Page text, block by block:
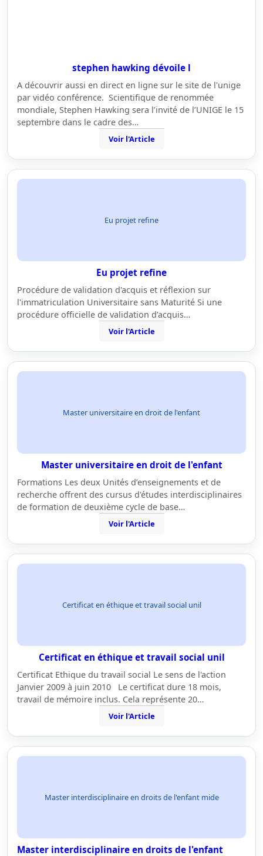
stephen hawking dévoile l
A découvrir aussi en direct en ligne sur le site de l'unige
par vidéo conférence. Scientifique de renommée
mondiale, Stephen Hawking sera l’invité de l’UNIGE le 15
septembre dans le cadre des…
Voir l'Article
Eu projet refine
Eu projet refine
Procédure de validation d'acquis et réflexion sur
l'immatriculation Universitaire sans Maturité Si une
procédure officielle de validation d’acquis…
Voir l'Article
Master universitaire en droit de l'enfant
Master universitaire en droit de l'enfant
Formations Les deux Unités d’enseignements et de
recherche offrent des cursus d'études interdisciplinaires
de formation de deuxième cycle de base…
Voir l'Article
Certificat en éthique et travail social unil
Certificat en éthique et travail social unil
Certificat Ethique du travail social Le sens de l'action
Janvier 2009 à juin 2010 Le certificat dure 18 mois,
travail de mémoire inclus. Cela représente 20…
Voir l'Article
Master interdisciplinaire en droits de l'enfant mide
Master interdisciplinaire en droits de l'enfant